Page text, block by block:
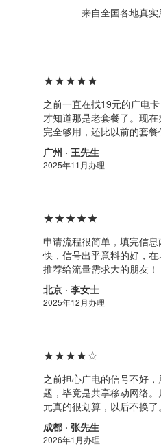
来自全国各地真
★★★★★
之前一直在找19元的广电
才知道那是老套餐了。现
完全够用，还比以前的套餐
广州 · 王先生
2025年11月办理
★★★★★
申请流程很简单，填完信
快，信号出乎意料的好，
推荐给流量需求大的朋友！
北京 · 李女士
2025年12月办理
★★★★☆
之前担心广电的信号不好
题，毕竟是共享移动网络
元真的很划算，以后不换了。
成都 · 张先生
2026年1月办理